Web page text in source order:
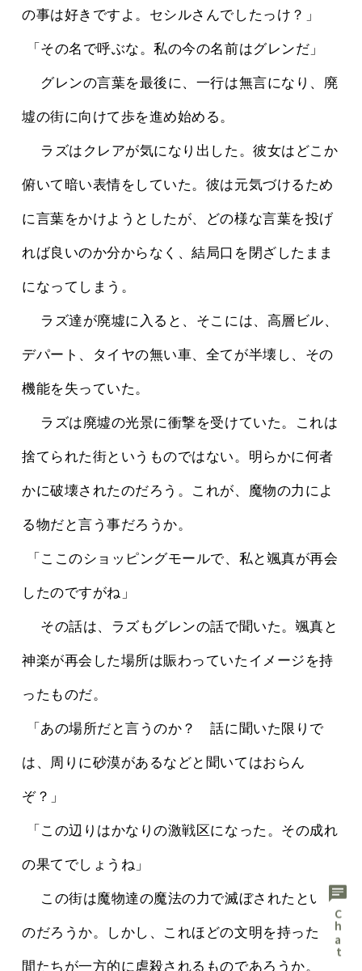
の事は好きですよ。セシルさんでしたっけ？」
「その名で呼ぶな。私の今の名前はグレンだ」
墟の街に向けて歩を進め始める。
俯いて暗い表情をしていた。彼は元気づけるため
に言葉をかけようとしたが、どの様な言葉を投げ
れば良いのか分からなく、結局口を閉ざしたまま
になってしまう。
デパート、タイヤの無い車、全てが半壊し、その
機能を失っていた。
捨てられた街というものではない。明らかに何者
かに破壊されたのだろう。これが、魔物の力によ
る物だと言う事だろうか。
したのですがね」
神楽が再会した場所は賑わっていたイメージを持
ったものだ。
は、周りに砂漠があるなどと聞いてはおらん
ぞ？」
の果てでしょうね」
のだろうか。しかし、これほどの文明を持った人
間たちが一方的に虐殺されるものであろうか。重
chat